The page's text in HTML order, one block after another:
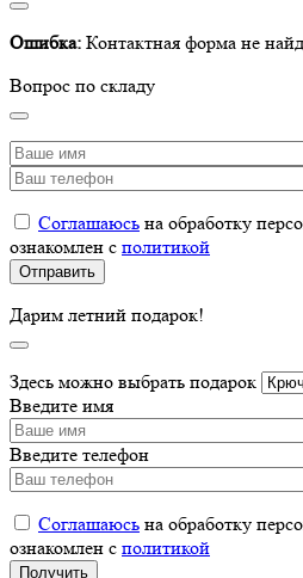
Ошибка: Контактная форма не
Вопрос по складу
Соглашаюсь на обработку
ознакомлен с политикой
Дарим летний подарок!
Здесь можно выбрать подарок
Введите имя
Введите телефон
Соглашаюсь на обработку
ознакомлен с политикой